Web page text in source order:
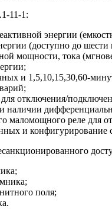
11-1:
энергии
(доступно до
мощности, тока
и 1,5,10,15,30,60-
отключения/
наличии
маломощного реле для
и конфигурирование
поля;